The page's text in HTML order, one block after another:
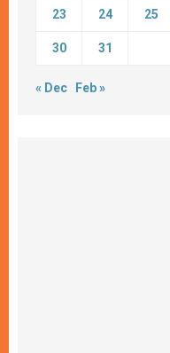
23 24 25
30 31
« Dec Feb »